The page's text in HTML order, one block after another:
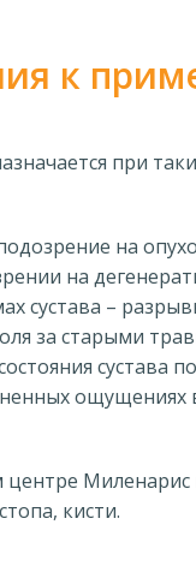
к
при
на
на
сустава –
за старыми
сустава
ощущениях
Миленарис
кисти.